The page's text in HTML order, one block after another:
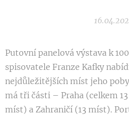
Putovní panelová výstava k
spisovatele Franze Kafky
nejdůležitějších míst jeho
má tři části – Praha (celkem
míst) a Zahraničí (13 míst).